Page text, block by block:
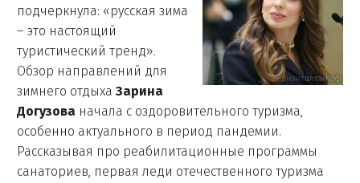
подчеркнула: «русская зима
– это настоящий
туристический тренд».
Обзор направлений для
зимнего отдыха Зарина
Догузова начала с оздоровительного туризма,
особенно актуального в период пандемии.
Рассказывая про реабилитационные программы
санаториев, первая леди отечественного туризма